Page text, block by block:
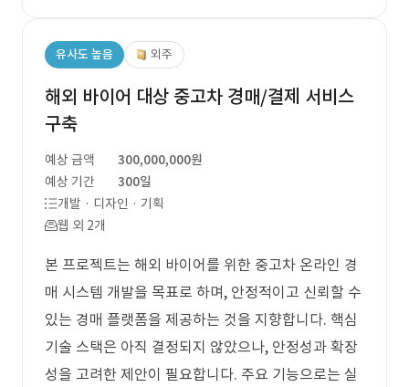
유사도 높음 외주
해외 바이어 대상 중고차 경매/결제 서비스
구축
예상 금액
300,000,000원
예상 기간
300일
개발 · 디자인 · 기획
웹 외 2개
본 프로젝트는 해외 바이어를 위한 중고차 온라인 경
매 시스템 개발을 목표로 하며, 안정적이고 신뢰할 수
있는 경매 플랫폼을 제공하는 것을 지향합니다. 핵심
기술 스택은 아직 결정되지 않았으나, 안정성과 확장
성을 고려한 제안이 필요합니다. 주요 기능으로는 실